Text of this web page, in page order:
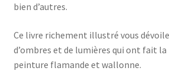
bien d’autres.
Ce livre richement illustré vous
d’ombres et de lumières qui ont fait
peinture flamande et wallonne.